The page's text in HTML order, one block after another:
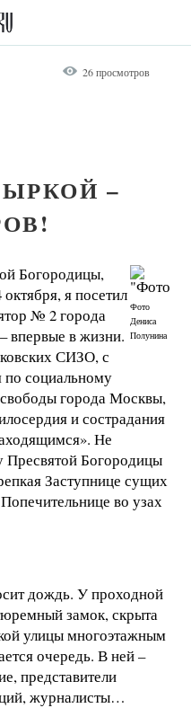
26 просмотров
–
Фото
Дениса
Полунина
Богородицы,
я посетил
№ 2 города
впервые в жизни.
СИЗО, с
по социальному
города Москвы,
и сострадания
Не
Пресвятой Богородицы
Заступнице сущих
во узах
дождь. У проходной
замок, скрыта
улицы многоэтажным
очередь. В ней –
представители
журналисты…